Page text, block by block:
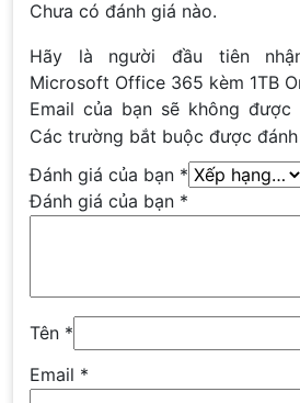
Chưa có đánh giá nào.
Hãy là người đầu tiên
Microsoft Office 365 kèm 1TB
Email của bạn sẽ không
Các trường bắt buộc được
Đánh giá của bạn *
Đánh giá của bạn *
Tên *
Email *